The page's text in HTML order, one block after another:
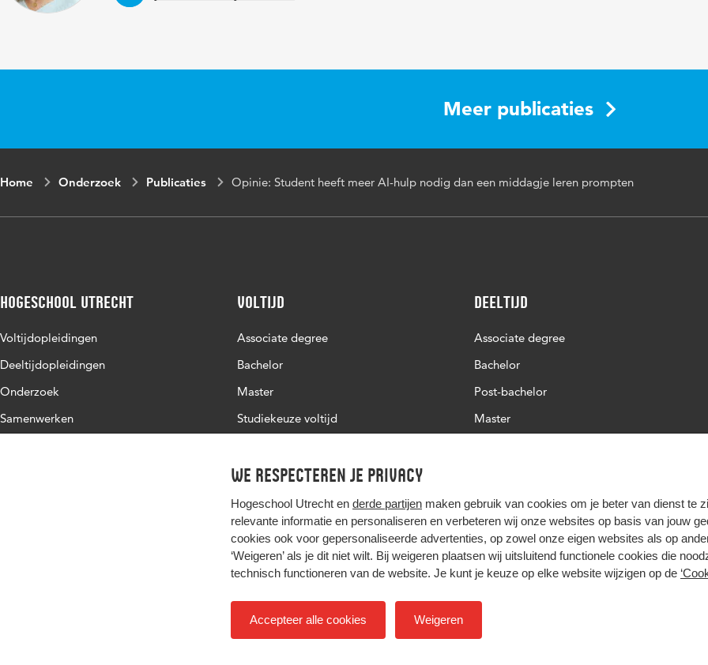
We respecteren je privacy
Hogeschool Utrecht en derde partijen maken gebruik van cookies om je beter van dienst te
relevante informatie en personaliseren en verbeteren wij onze websites op basis van jouw
cookies ook voor gepersonaliseerde advertenties, op zowel onze eigen websites als op
‘Weigeren’ als je dit niet wilt. Bij weigeren plaatsen wij uitsluitend functionele cookies die
technisch functioneren van de website. Je kunt je keuze op elke website wijzigen op de
Accepteer alle cookies Weigeren
Meer publicaties
Home Onderzoek Publicaties Opinie: Student heeft meer AI-hulp nodig dan een middagje leren prompten
Hogeschool Utrecht
Voltijdopleidingen
Deeltijdopleidingen
Onderzoek
Samenwerken
Voltijd
Associate degree
Bachelor
Master
Studiekeuze voltijd
Deeltijd
Associate degree
Bachelor
Post-bachelor
Master
Hier komt alles samen
Colofon